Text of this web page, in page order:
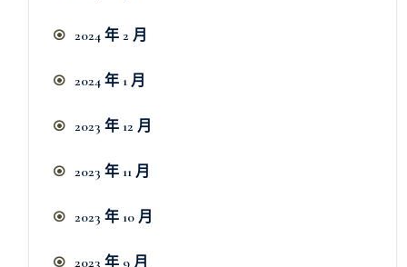
2024 年 2 月
2024 年 1 月
2023 年 12 月
2023 年 11 月
2023 年 10 月
2023 年 9 月